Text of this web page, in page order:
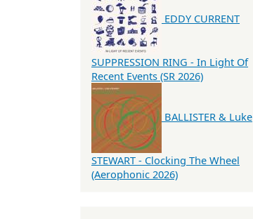
EDDY CURRENT
SUPPRESSION RING - In Light Of
Recent Events (SR 2026)
BALLISTER & Luke
STEWART - Clocking The Wheel
(Aerophonic 2026)